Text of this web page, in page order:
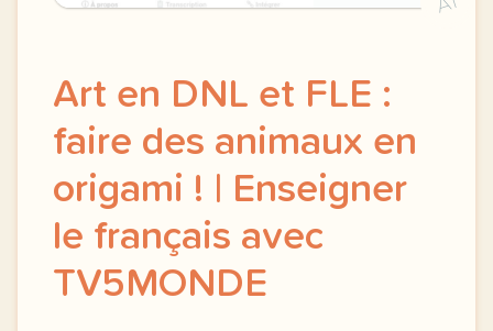
Art en DNL et FLE :
faire des animaux en
origami ! | Enseigner
le français avec
TV5MONDE